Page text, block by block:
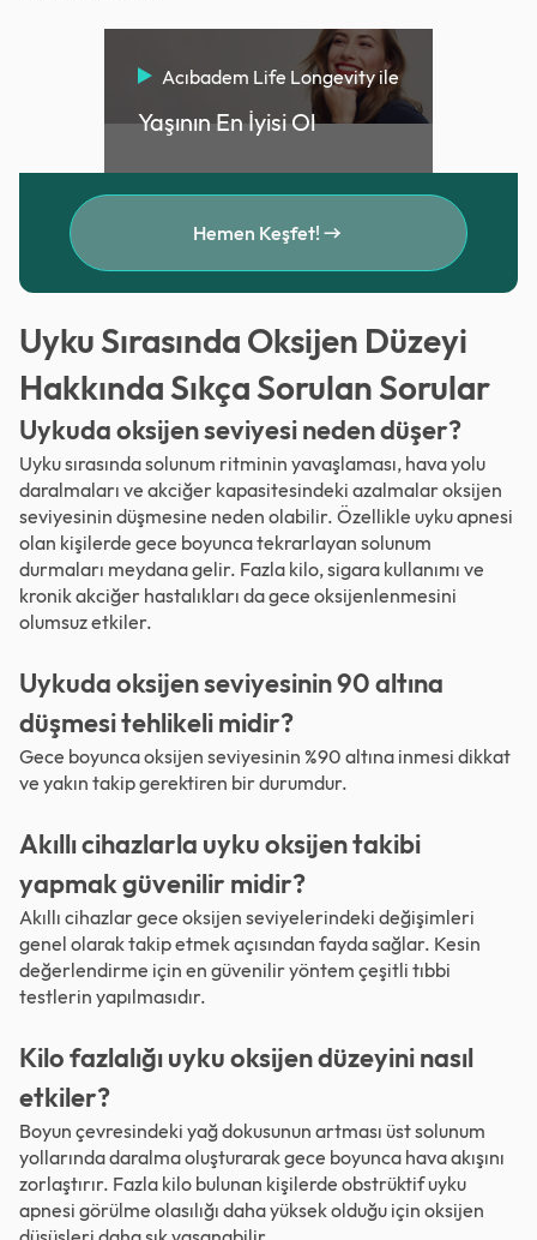
Acıbadem Life Longevity ile
Yaşının En İyisi Ol
Hemen Keşfet!
Uyku Sırasında Oksijen Düzeyi
Hakkında Sıkça Sorulan Sorular
Uykuda oksijen seviyesi neden düşer?
Uyku sırasında solunum ritminin yavaşlaması, hava yolu
daralmaları ve akciğer kapasitesindeki azalmalar oksijen
seviyesinin düşmesine neden olabilir. Özellikle uyku apnesi
olan kişilerde gece boyunca tekrarlayan solunum
durmaları meydana gelir. Fazla kilo, sigara kullanımı ve
kronik akciğer hastalıkları da gece oksijenlenmesini
olumsuz etkiler.
Uykuda oksijen seviyesinin 90 altına
düşmesi tehlikeli midir?
Gece boyunca oksijen seviyesinin %90 altına inmesi dikkat
ve yakın takip gerektiren bir durumdur.
Akıllı cihazlarla uyku oksijen takibi
yapmak güvenilir midir?
Akıllı cihazlar gece oksijen seviyelerindeki değişimleri
genel olarak takip etmek açısından fayda sağlar. Kesin
değerlendirme için en güvenilir yöntem çeşitli tıbbi
testlerin yapılmasıdır.
Kilo fazlalığı uyku oksijen düzeyini nasıl
etkiler?
Boyun çevresindeki yağ dokusunun artması üst solunum
yollarında daralma oluşturarak gece boyunca hava akışını
zorlaştırır. Fazla kilo bulunan kişilerde obstrüktif uyku
apnesi görülme olasılığı daha yüksek olduğu için oksijen